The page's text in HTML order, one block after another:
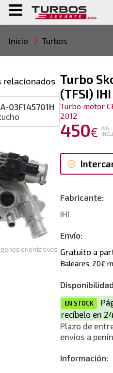
Inicio Turbos
Turbo
(TFSI)
Turbo motor
2012
450€
IVA
Fabricante:
IHI
Envío:
Gratuito a
Baleares, 20€
EN STOCK
recíbelo en
Plazo de
envíos a
Información:
orientativas
relacionados
03F145701H